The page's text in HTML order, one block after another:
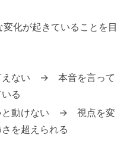
化が起きていることを目
えない → 本音を言って
る
と動けない → 視点を変
を超えられる